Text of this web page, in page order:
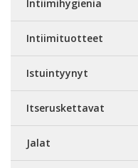
Intiimihygienia
Intiimituotteet
Istuintyynyt
Itseruskettavat
Jalat